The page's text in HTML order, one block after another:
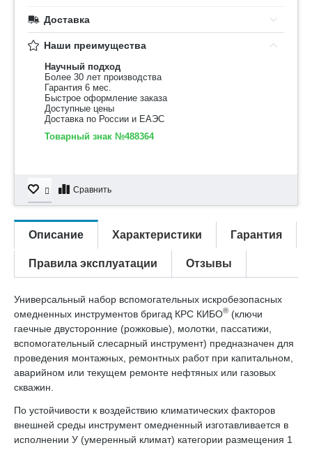
Доставка
Наши преимущества
Научный подход
Более 30 лет производства
Гарантия 6 мес.
Быстрое оформление заказа
Доступные цены
Доставка по России и ЕАЭС
Товарный знак №488364
Сравнить
Описание Характеристики Гарантия
Правила эксплуатации Отзывы
Универсальный набор вспомогательных искробезопасных
омедненных инструментов бригад КРС КИБО® (ключи
гаечные двусторонние (рожковые), молотки, пассатижи,
вспомогательный слесарный инструмент) предназначен для
проведения монтажных, ремонтных работ при капитальном,
аварийном или текущем ремонте нефтяных или газовых
скважин.
По устойчивости к воздействию климатических факторов
внешней среды инструмент омедненный изготавливается в
исполнении У (умеренный климат) категории размещения 1